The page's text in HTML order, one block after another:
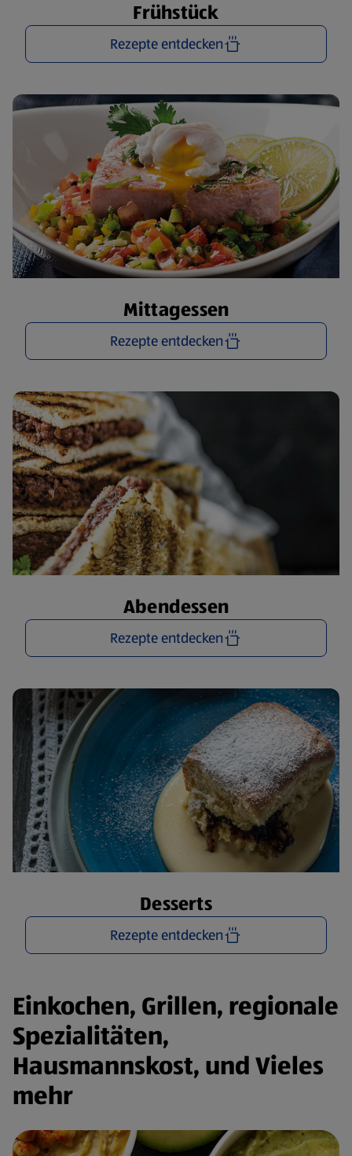
Frühstück
Rezepte entdecken
Mittagessen
Rezepte entdecken
Abendessen
Rezepte entdecken
Desserts
Rezepte entdecken
Einkochen, Grillen, regionale
Spezialitäten,
Hausmannskost, und Vieles
mehr